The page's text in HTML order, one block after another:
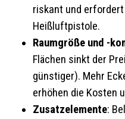
riskant und
Heißluftpistole.
Raumgröße und -
Flächen sinkt der
günstiger). Mehr
erhöhen die Kosten
Zusatzelemente: